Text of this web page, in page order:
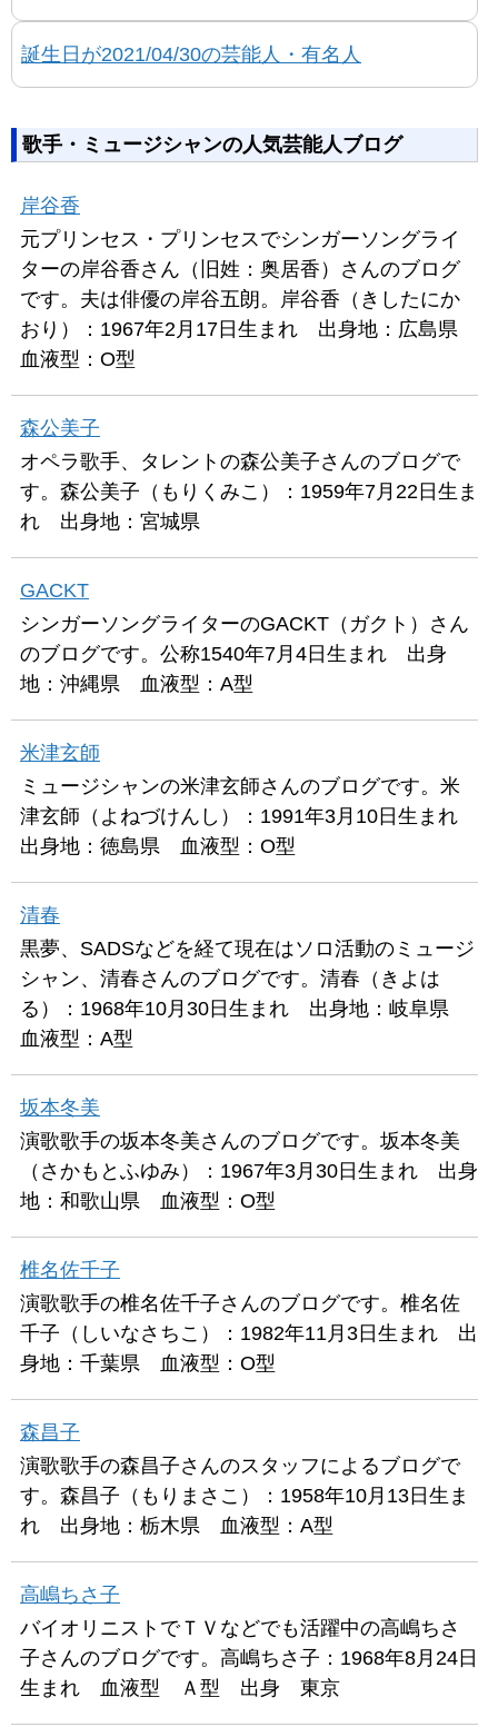
誕生日が2021/04/30の芸能人・有名人
歌手・ミュージシャンの人気芸能人ブログ
岸谷香
元プリンセス・プリンセスでシンガーソングライ
ターの岸谷香さん（旧姓：奥居香）さんのブログ
です。夫は俳優の岸谷五朗。岸谷香（きしたにか
おり）：1967年2月17日生まれ 出身地：広島県
血液型：O型
森公美子
オペラ歌手、タレントの森公美子さんのブログで
す。森公美子（もりくみこ）：1959年7月22日生ま
れ 出身地：宮城県
GACKT
シンガーソングライターのGACKT（ガクト）さん
のブログです。公称1540年7月4日生まれ 出身
地：沖縄県 血液型：A型
米津玄師
ミュージシャンの米津玄師さんのブログです。米
津玄師（よねづけんし）：1991年3月10日生まれ
出身地：徳島県 血液型：O型
清春
黒夢、SADSなどを経て現在はソロ活動のミュージ
シャン、清春さんのブログです。清春（きよは
る）：1968年10月30日生まれ 出身地：岐阜県
血液型：A型
坂本冬美
演歌歌手の坂本冬美さんのブログです。坂本冬美
（さかもとふゆみ）：1967年3月30日生まれ 出身
地：和歌山県 血液型：O型
椎名佐千子
演歌歌手の椎名佐千子さんのブログです。椎名佐
千子（しいなさちこ）：1982年11月3日生まれ 出
身地：千葉県 血液型：O型
森昌子
演歌歌手の森昌子さんのスタッフによるブログで
す。森昌子（もりまさこ）：1958年10月13日生ま
れ 出身地：栃木県 血液型：A型
高嶋ちさ子
バイオリニストでＴＶなどでも活躍中の高嶋ちさ
子さんのブログです。高嶋ちさ子：1968年8月24日
生まれ 血液型 Ａ型 出身 東京